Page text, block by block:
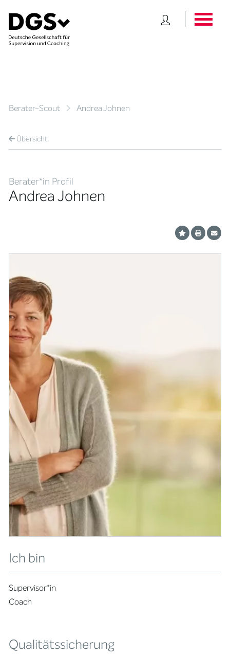
Berater-Scout Andrea Johnen
Übersicht
Berater*in Profil
Andrea Johnen
Ich bin
Supervisor*in
Coach
Qualitätssicherung